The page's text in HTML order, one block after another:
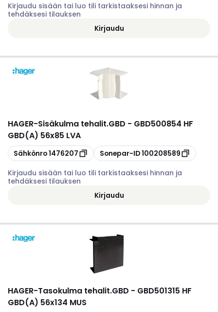
Kirjaudu sisään tai luo tili tarkistaaksesi hinnan ja
tehdäksesi tilauksen
Kirjaudu
HAGER-Sisäkulma tehalit.GBD - GBD500854 HF
GBD(A) 56x85 LVA
Kopioi
Sähkönro1476207 Kopioi
Sonepar-ID100208589
Kirjaudu sisään tai luo tili tarkistaaksesi hinnan ja
tehdäksesi tilauksen
Kirjaudu
HAGER-Tasokulma tehalit.GBD - GBD501315 HF
GBD(A) 56x134 MUS